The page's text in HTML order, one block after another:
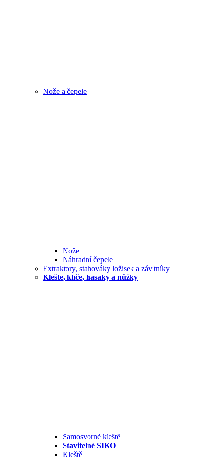
Nože a čepele
Nože
Náhradní čepele
Extraktory, stahováky ložisek a závitníky
Klešte, klíče, hasáky a nůžky
Samosvorné kleště
Stavitelné SIKO
Kleště